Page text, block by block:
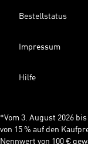
Bestellstatus
Impressum
Hilfe
*Vom 3. August 2026
von 15 % auf den
Nennwert von 100 €